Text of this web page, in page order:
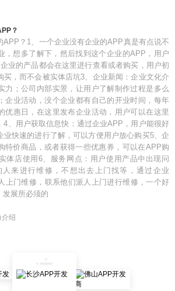
？
APP？1、一个企业没有企业的APP真是有点说不
，想多了解下，然后找到这个企业的APP，用户
业的产品都会在这里进行查看或者购买，用户初
买，而不会被实体店坑3、企业新闻：企业文化介
力；公司内部实景，让用户了解制作过程是多么
企业活动，没个企业都有自己的开业时间，每年
优惠日，在这里发布企业活动，用户可以在这里
4、用户获取信息快：通过企业APP，用户能很好
业快速的进行了解，可以方便用户放心购买5、企
特价商品，或者获得一些优惠券，可以在APP购
体店使用6、服务网点：用户使用产品中出现问
来进行维修，不想出去上门找等，通过企业
上门维修，联系他们派人上门进行维修，一个好
发展所必须的
绍